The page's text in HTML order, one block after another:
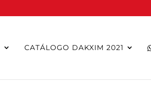
CATÁLOGO DAKXIM 2021